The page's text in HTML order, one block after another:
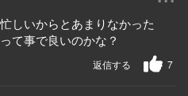
しいからとあまりなかった
て事で良いのかな？
7
返信する